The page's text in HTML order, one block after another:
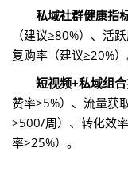
私域社群健康指
（建议≥80%）、活
复购率（建议≥20%）
短视频+私域组
赞率>5%）、流量获
>500/周）、转化效
率>25%）。